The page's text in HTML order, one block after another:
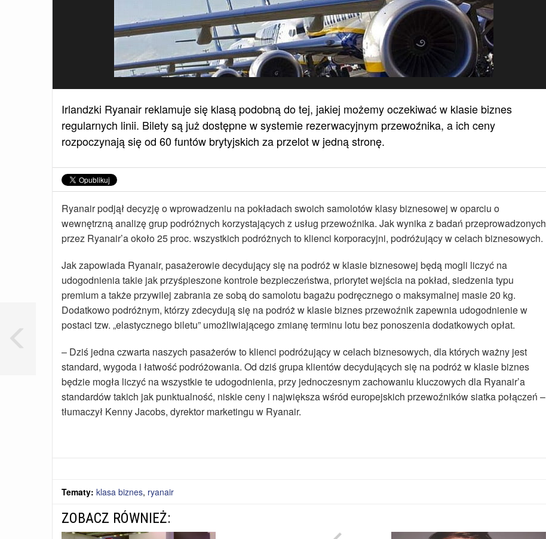
Irlandzki Ryanair reklamuje się klasą podobną do tej, jakiej możemy oczekiwać w klasie biznes
regularnych linii. Bilety są już dostępne w systemie rezerwacyjnym przewoźnika, a ich ceny
rozpoczynają się od 60 funtów brytyjskich za przelot w jedną stronę.
Ryanair podjął decyzję o wprowadzeniu na pokładach swoich samolotów klasy biznesowej w oparciu o
wewnętrzną analizę grup podróżnych korzystających z usług przewoźnika. Jak wynika z badań przeprowadzonych
przez Ryanair’a około 25 proc. wszystkich podróżnych to klienci korporacyjni, podróżujący w celach biznesowych.
Jak zapowiada Ryanair, pasażerowie decydujący się na podróż w klasie biznesowej będą mogli liczyć na
udogodnienia takie jak przyśpieszone kontrole bezpieczeństwa, priorytet wejścia na pokład, siedzenia typu
premium a także przywilej zabrania ze sobą do samolotu bagażu podręcznego o maksymalnej masie 20 kg.
Dodatkowo podróżnym, którzy zdecydują się na podróż w klasie biznes przewoźnik zapewnia udogodnienie w
postaci tzw. „elastycznego biletu” umożliwiającego zmianę terminu lotu bez ponoszenia dodatkowych opłat.
– Dziś jedna czwarta naszych pasażerów to klienci podróżujący w celach biznesowych, dla których ważny jest
standard, wygoda i łatwość podróżowania. Od dziś grupa klientów decydujących się na podróż w klasie biznes
będzie mogła liczyć na wszystkie te udogodnienia, przy jednoczesnym zachowaniu kluczowych dla Ryanair’a
standardów takich jak punktualność, niskie ceny i największa wśród europejskich przewoźników siatka połączeń –
tłumaczył Kenny Jacobs, dyrektor marketingu w Ryanair.
Tematy: klasa biznes, ryanair
ZOBACZ RÓWNIEŻ: